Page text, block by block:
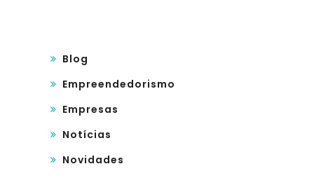
Blog
Empreendedorismo
Empresas
Notícias
Novidades